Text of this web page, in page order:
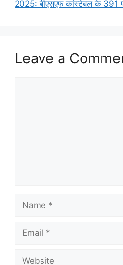
2025: बीएसएफ कांस्टेबल के 391
Leave a
Name
Email
Website